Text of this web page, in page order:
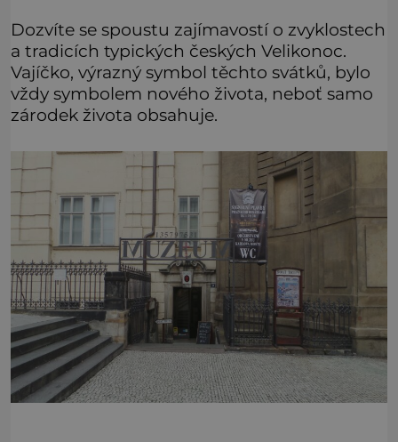
Dozvíte se spoustu zajímavostí o zvyklostech
a tradicích typických českých Velikonoc.
Vajíčko, výrazný symbol těchto svátků, bylo
vždy symbolem nového života, neboť samo
zárodek života obsahuje.